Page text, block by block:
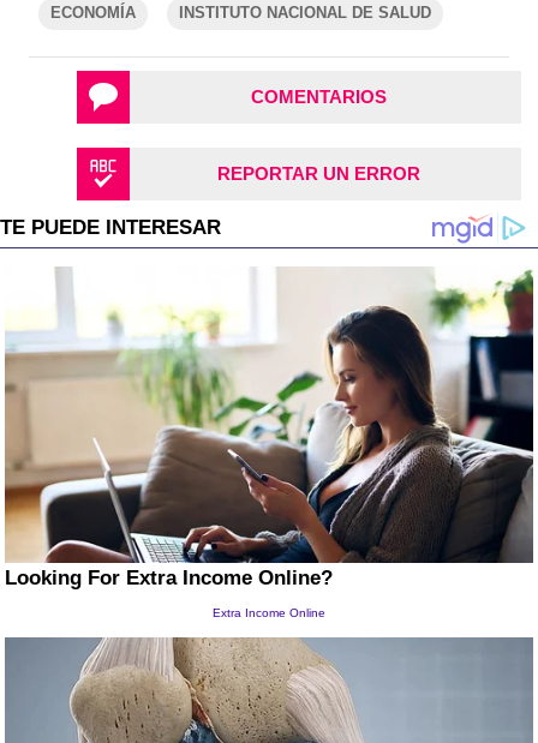
ECONOMÍA INSTITUTO NACIONAL DE SALUD
COMENTARIOS
REPORTAR UN ERROR